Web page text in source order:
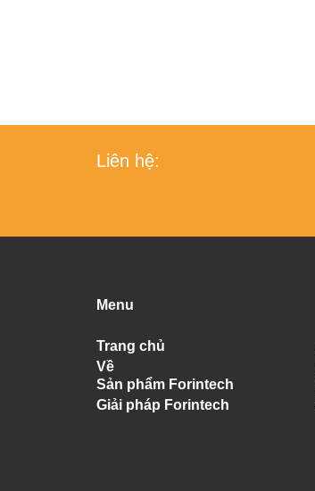
Liên hệ:
Menu
Trang chủ
Về
Sản phẩm Forintech
Giải pháp Forintech